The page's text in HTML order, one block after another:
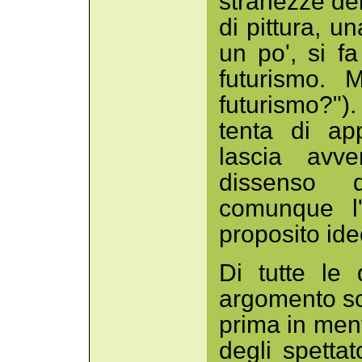
di pittura,
un po', si
futurismo.
tenta di
lascia
dissenso
comunque
proposito
Di tutte le
argomento
prima in
degli